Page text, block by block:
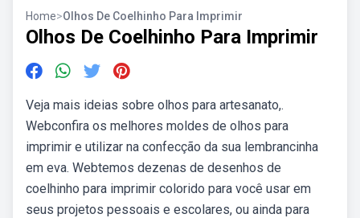
Home>Olhos De Coelhinho Para Imprimir
Olhos De Coelhinho Para Imprimir
Veja mais ideias sobre olhos para artesanato,.
Webconfira os melhores moldes de olhos para
imprimir e utilizar na confecção da sua lembrancinha
em eva. Webtemos dezenas de desenhos de
coelhinho para imprimir colorido para você usar em
seus projetos pessoais e escolares, ou ainda para